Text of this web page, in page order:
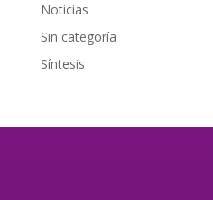
Noticias
Sin categoría
Síntesis